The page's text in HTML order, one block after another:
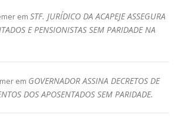
em STF. JURÍDICO DA ACAPEJE ASSEGURA
E PENSIONISTAS SEM PARIDADE NA
em GOVERNADOR ASSINA DECRETOS DE
DOS APOSENTADOS SEM PARIDADE.